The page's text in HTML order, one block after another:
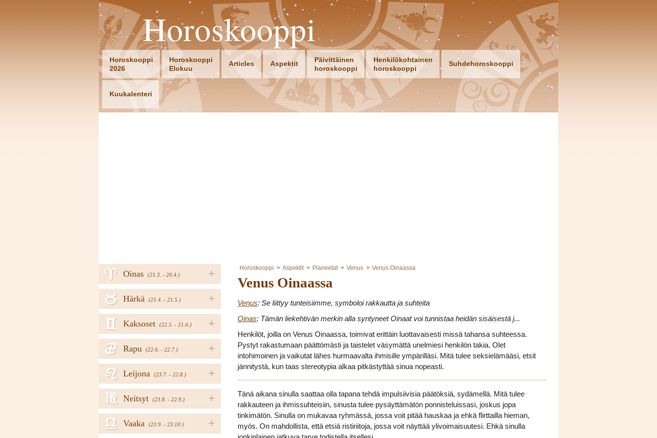
Horoskooppi
Horoskooppi
2026
Horoskooppi
Elokuu
Articles Aspektit
Päivittäinen
horoskooppi
Henkilökohtainen
horoskooppi
Suhdehoroskooppi
Kuukalenteri
+
Oinas (21.3. - 20.4.)
a
+
Härkä (21.4. - 21.5.)
b
+
Kaksoset (22.5. - 21.6.)
c
+
Rapu (22.6. - 22.7.)
d
+
Leijona (23.7. - 22.8.)
e
+
Neitsyt (23.8. - 22.9.)
f
+
Vaaka (23.9. - 23.10.)
g
Horoskooppi Aspektit Planeetat Venus Venus Oinaassa
Venus Oinaassa
Venus: Se liittyy tunteisiimme, symboloi rakkautta ja suhteita
Oinas: Tämän liekehtivän merkin alla syntyneet Oinaat voi tunnistaa heidän sisäisestä j...
Henkilöt, joilla on Venus Oinaassa, toimivat erittäin luottavaisesti ​​missä tahansa suhteessa.
Pystyt rakastumaan päättömästi ja taistelet väsymättä unelmiesi henkilön takia. Olet
intohimoinen ja vaikutat lähes hurmaavalta ihmisille ympärilläsi. Mitä tulee seksielämääsi, etsit
jännitystä, kun taas stereotypia alkaa pitkästyttää sinua nopeasti.
Tänä aikana sinulla saattaa olla tapana tehdä impulsiivisia päätöksiä, sydämellä. Mitä tulee
rakkauteen ja ihmissuhteisiin, sinusta tulee pysäyttämätön ponnisteluissasi, joskus jopa
tinkimätön. Sinulla on mukavaa ryhmässä, jossa voit pitää hauskaa ja ehkä flirttailla hieman,
myös. On mahdollista, että etsiä ristiriitoja, jossa voit näyttää ylivoimaisuutesi. Ehkä sinulla